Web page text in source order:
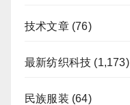
技术文章(76)
最新纺织科技 (1,173)
民族服装 (64)